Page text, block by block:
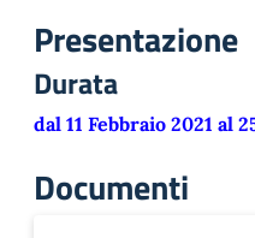
Presentazione
Durata
dal 11 Febbraio 2021 al
Documenti